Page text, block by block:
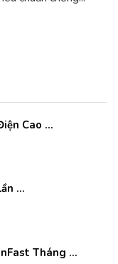
Cao ...
...
Tháng ...